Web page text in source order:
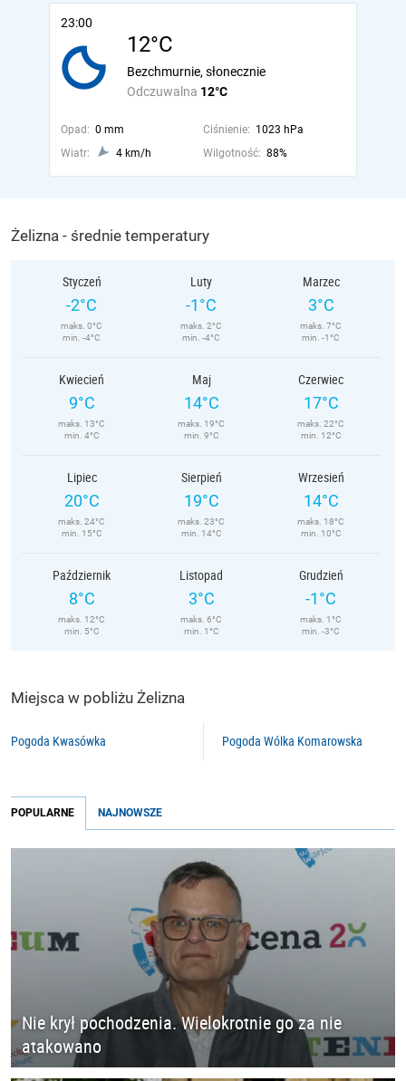
23:00
12°C
Odczuwalna 12°C
Bezchmurnie, słonecznie
Opad: 0 mm Ciśnienie: 1023 hPa
Wiatr:
4 km/h Wilgotność: 88%
Żelizna - średnie temperatury
Styczeń
-2°C
maks. 0°C
min. -4°C
Luty
-1°C
maks. 2°C
min. -4°C
Marzec
3°C
maks. 7°C
min. -1°C
Kwiecień
9°C
maks. 13°C
min. 4°C
Maj
14°C
maks. 19°C
min. 9°C
Czerwiec
17°C
maks. 22°C
min. 12°C
Lipiec
20°C
maks. 24°C
min. 15°C
Sierpień
19°C
maks. 23°C
min. 14°C
Wrzesień
14°C
maks. 18°C
min. 10°C
Październik
8°C
maks. 12°C
min. 5°C
Listopad
3°C
maks. 6°C
min. 1°C
Grudzień
-1°C
maks. 1°C
min. -3°C
Miejsca w pobliżu Żelizna
Pogoda Kwasówka Pogoda Wólka Komarowska
POPULARNE NAJNOWSZE
Nie krył pochodzenia. Wielokrotnie go za nie
atakowano